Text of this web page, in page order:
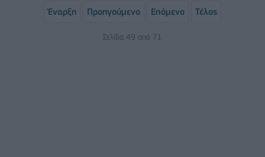
Έναρξη Προηγούμενο Επόμενο Τέλος
Σελίδα 49 από 71